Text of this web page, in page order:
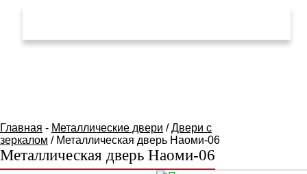
Главная - Металлические двери /Двери с
зеркалом / Металлическая дверь Наоми-06
Металлическая дверь Наоми-06